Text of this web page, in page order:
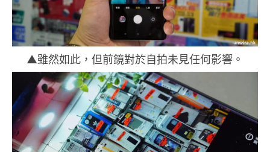
▲雖然如此，但前鏡對於自拍未見任何影響。